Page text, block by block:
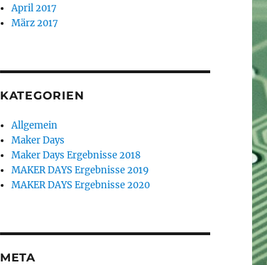
April 2017
März 2017
KATEGORIEN
Allgemein
Maker Days
Maker Days Ergebnisse 2018
MAKER DAYS Ergebnisse 2019
MAKER DAYS Ergebnisse 2020
META